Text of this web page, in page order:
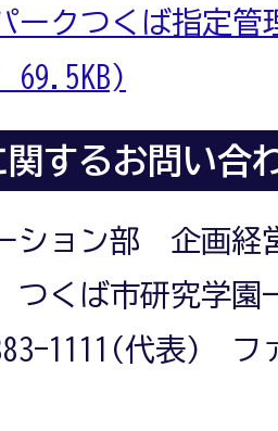
ークつくば指定
69.5KB)
関するお問い合
ション部 企画経
つくば市研究学園
1111(代表) フ